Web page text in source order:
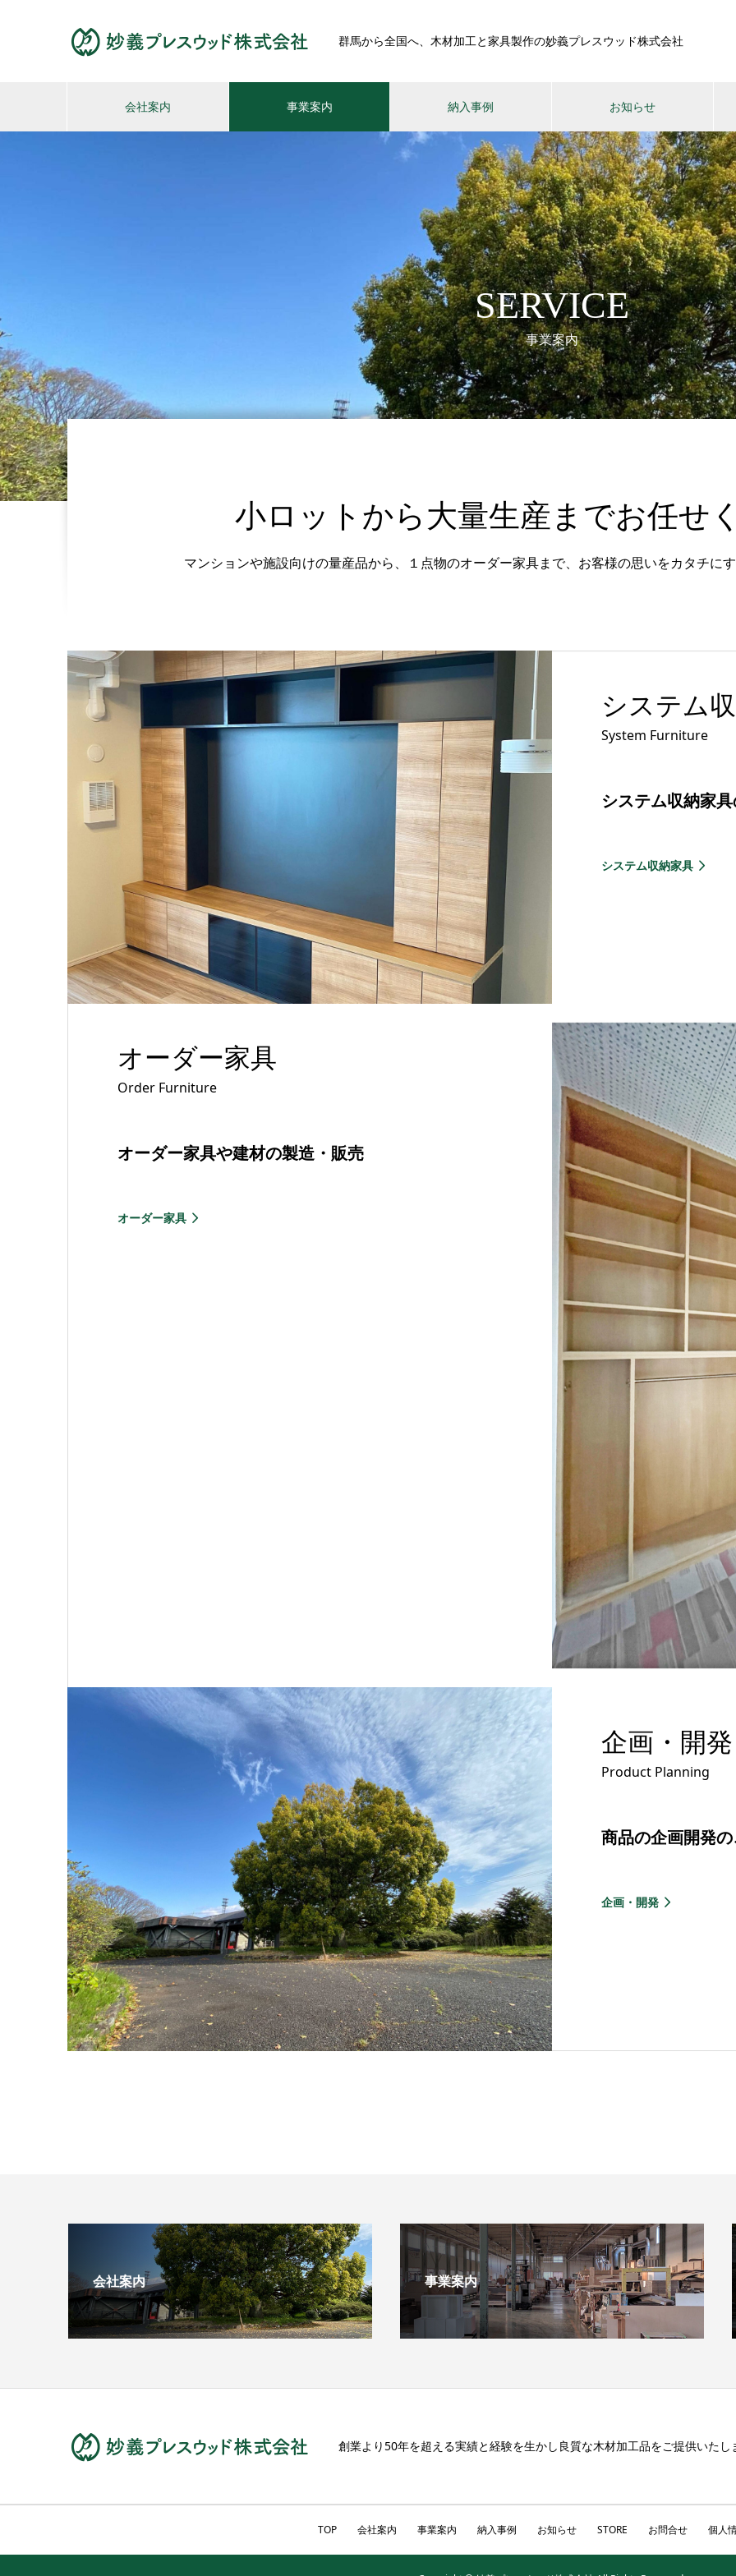
群馬から全国へ、木材加工と家具製作の妙義プレスウッド株式会社
会社案内 事業案内 納入事例 お知らせ
SERVICE
事業案内
小ロットから大量生産までお任せ
マンションや施設向けの量産品から、１点物のオーダー家具まで、お客様の思いをカタチに
システム
System Furniture
システム収納家
システム収納家具
オーダー家具
Order Furniture
オーダー家具や建材の製造・販売
オーダー家具
企画・開発
Product Planning
商品の企画開発
企画・開発
会社案内 事業案内
創業より50年を超える実績と経験を生かし良質な木材加工品をご提供いたし
TOP 会社案内 事業案内 納入事例 お知らせ STORE お問合せ 個人